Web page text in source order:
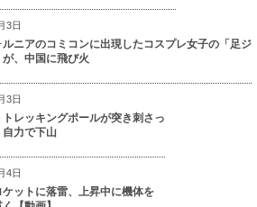
3日
ルニアのコミコンに出現したコスプレ女子の「足ジ
が、中国に飛び火
3日
レッキングポールが突き刺さっ
力で下山
4日
ケットに落雷、上昇中に機体を